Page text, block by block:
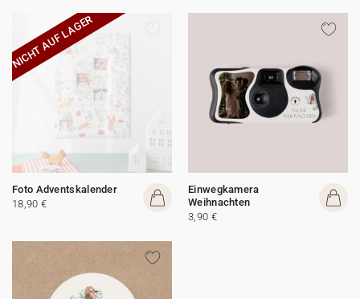
NICHT AUF LAGER
Foto Adventskalender
18,90 €
Einwegkamera
Weihnachten
3,90 €